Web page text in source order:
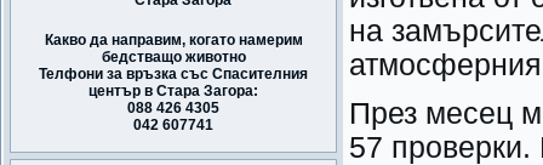
Какво да направим, когато намерим
бедстващо животно
Телфони за връзка със Спасителния
център в Стара Загора:
088 426 4305
042 607741
на
През месец
57 проверки.